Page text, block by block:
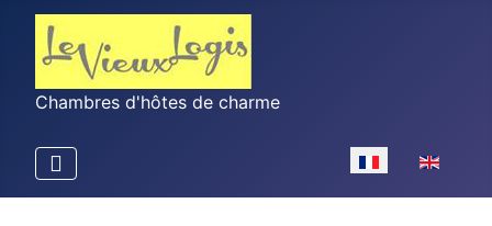
Chambres d'hôtes de charme
Select your